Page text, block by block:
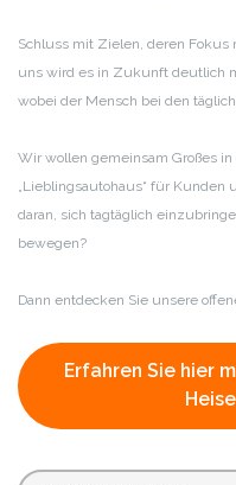
Schluss mit Zielen, deren Fokus
uns wird es in Zukunft deutlich
wobei der Mensch bei den
Wir wollen gemeinsam Großes
„Lieblingsautohaus“ für Kunden
daran, sich tagtäglich
bewegen?
Dann entdecken Sie unsere
Erfahren Sie hier